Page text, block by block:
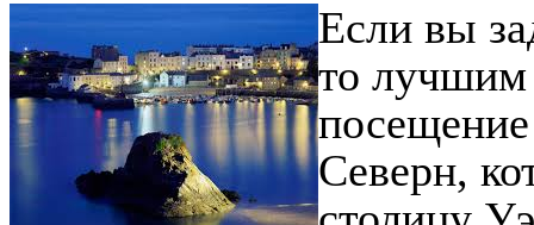
Если вы
то лучшим
посещение
Северн,